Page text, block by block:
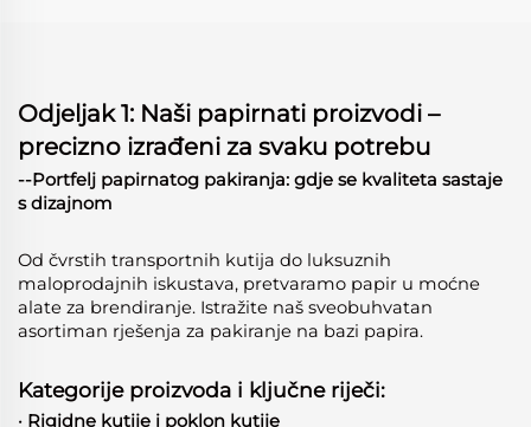
Odjeljak 1: Naši papirnati proizvodi –
precizno izrađeni za svaku potrebu
--Portfelj papirnatog pakiranja: gdje se kvaliteta sastaje
s dizajnom
Od čvrstih transportnih kutija do luksuznih
maloprodajnih iskustava, pretvaramo papir u moćne
alate za brendiranje. Istražite naš sveobuhvatan
asortiman rješenja za pakiranje na bazi papira.
Kategorije proizvoda i ključne riječi:
· Rigidne kutije i poklon kutije